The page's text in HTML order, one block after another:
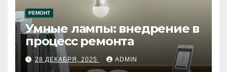
РЕМОНТ
Умные лампы: внедрение в
процесс ремонта
28 ДЕКАБРЯ, 2025 ADMIN